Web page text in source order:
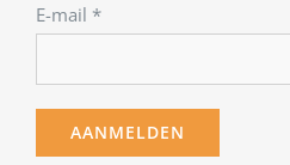
E-mail *